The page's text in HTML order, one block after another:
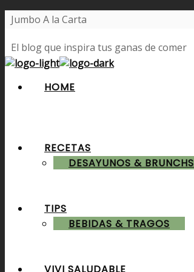
Jumbo A la Carta
El blog que inspira tus ganas de comer
HOME
RECETAS
DESAYUNOS & BRUNCHS
BEBIDAS & TRAGOS
TIPS